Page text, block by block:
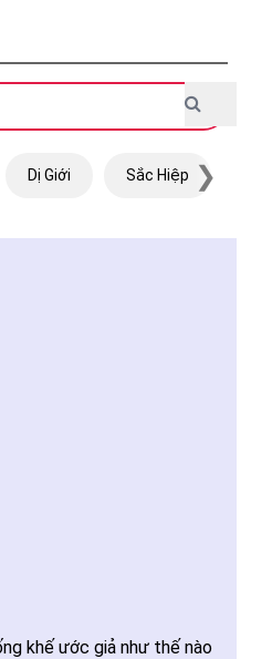
Dị Giới Sắc Hiệp ❯
khế ước giả như thế nào